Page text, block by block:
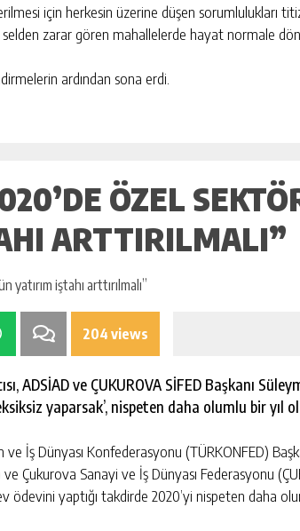
için herkesin üzerine düşen sorumlulukları
zarar gören mahallelerde hayat normale
ardından sona erdi.
ÖZEL
ARTTIRILMALI”
204 views
ADSİAD ve ÇUKUROVA SİFED Başkanı
yaparsak’, nispeten daha olumlu bir yıl
İş Dünyası Konfederasyonu (TÜRKONFED)
Çukurova Sanayi ve İş Dünyası Federasyonu
ödevini yaptığı takdirde 2020’yi nispeten daha